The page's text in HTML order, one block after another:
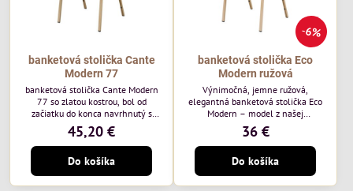
banketová stolička Cante
Modern 77
banketová stolička Cante Modern
77 so zlatou kostrou, bol od
začiatku do konca navrhnutý s
ohľadom na elegantné a
sofistikované priestory pre
pohostinstvá. Má zlatý rám a
čalúnenie Moss 07 od poľskej
značky Davis – béžová farba s
mäkkým povrchom je ideálna do
45,20 €
Do košíka
6%
banketová stolička Eco
Modern ružová
Výnimočná, jemne ružová,
elegantná banketová stolička Eco
Modern – model z našej
ekonomicky výhodnej rady. Táto
nová verzia je ešte lepšie
prispôsobená potrebám moderných
pohostinských priestorov, ako sú
hotely a reštaurácie. Medzi jej
charakteristické znaky patrí
36 €
Do košíka